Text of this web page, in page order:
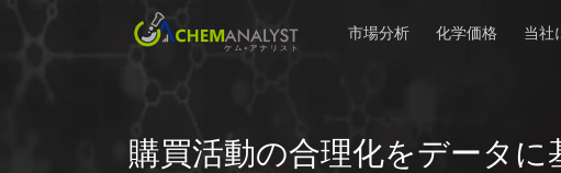
市場分析 化学価格 当社
購買活動の合理化をデータに